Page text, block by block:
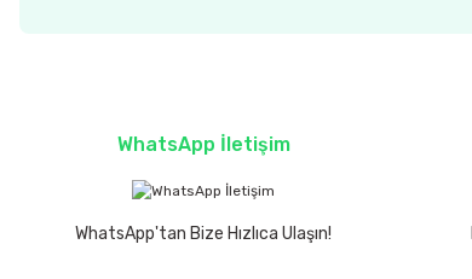
WhatsApp İletişim
WhatsApp'tan Bize Hızlıca Ulaşın!